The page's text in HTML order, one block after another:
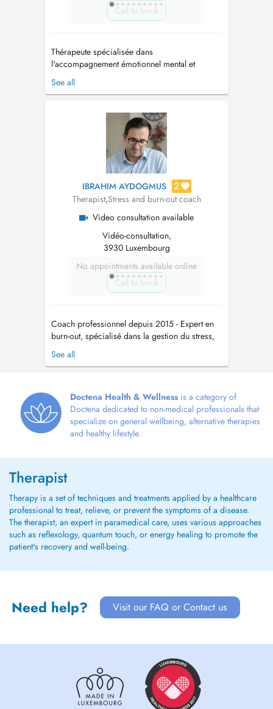
Call to book
Thérapeute spécialisée dans
l'accompagnement émotionnel mental et
physique, mon objectif est d'aider chaque
personne à retrouver un équilibre intérieur et à
Chaque accompagnement est personnalisé
selon vos besoins, pour vous permettre de
See all
IBRAHIM AYDOGMUS 2
Therapist,Stress and burn-out coach
Video consultation available
Vidéo-consultation,
3930 Luxembourg
No appointments available online
Call to book
Coach professionnel depuis 2015 - Expert en
burn-out, spécialisé dans la gestion du stress,
Préparateur mental (notamment pour les
sportifs de haut niveau), Conférencier et coach
fatigue chronique ou de pert...
See all
Doctena Health & Wellness is a category of
Doctena dedicated to non-medical professionals that
specialize on general wellbeing, alternative therapies
and healthy lifestyle.
Therapist
Therapy is a set of techniques and treatments applied by a healthcare
professional to treat, relieve, or prevent the symptoms of a disease.
The therapist, an expert in paramedical care, uses various approaches
such as reflexology, quantum touch, or energy healing to promote the
patient's recovery and well-being.
Need help? Visit our FAQ or Contact us